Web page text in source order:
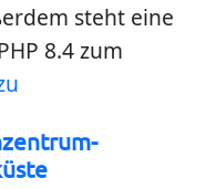
steht eine
8.4 zum